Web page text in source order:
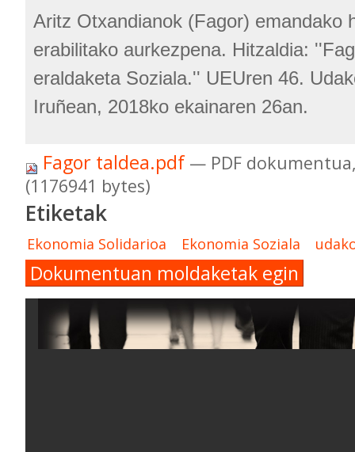
Aritz Otxandianok (Fagor) emandako
erabilitako aurkezpena. Hitzaldia:
eraldaketa Soziala.'' UEUren 46.
Iruñean, 2018ko ekainaren 26an.
Fagor taldea.pdf — PDF
(1176941 bytes)
Etiketak
Ekonomia Solidarioa Ekonomia Soziala
Dokumentuan moldaketak egin